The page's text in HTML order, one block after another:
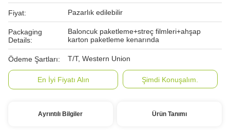
Fiyat: Pazarlık edilebilir
Packaging
Details:
Baloncuk paketleme+streç filmleri+ahşap
karton paketleme kenarında
Ödeme Şartları: T/T, Western Union
En İyi Fiyatı Alın Şimdi Konuşalım.
Ayrıntılı Bilgiler Ürün Tanımı